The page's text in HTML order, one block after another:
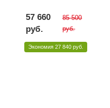
57 660
руб.
85 500
руб.
Экономия 27 840 руб.